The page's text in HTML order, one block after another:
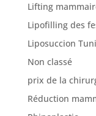
Lifting
Lipofilling des
Liposuccion
Non classé
prix de la
Réduction